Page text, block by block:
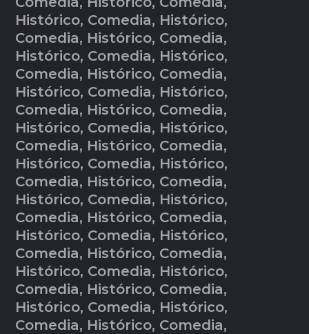
Histórico, Comedia, Histórico,
Comedia, Histórico, Comedia,
Histórico, Comedia, Histórico,
Comedia, Histórico, Comedia,
Histórico, Comedia, Histórico,
Comedia, Histórico, Comedia,
Histórico, Comedia, Histórico,
Comedia, Histórico, Comedia,
Histórico, Comedia, Histórico,
Comedia, Histórico, Comedia,
Histórico, Comedia, Histórico,
Comedia, Histórico, Comedia,
Histórico, Comedia, Histórico,
Comedia, Histórico, Comedia,
Histórico, Comedia, Histórico,
Comedia, Histórico, Comedia,
Histórico, Comedia, Histórico,
Comedia, Histórico, Comedia,